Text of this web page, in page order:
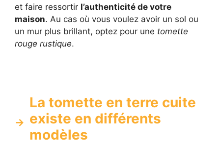
et faire ressortir l’authenticité de votre
maison. Au cas où vous voulez avoir un sol ou
un mur plus brillant, optez pour une tomette
rouge rustique.
La tomette en terre cuite
existe en différents
modèles